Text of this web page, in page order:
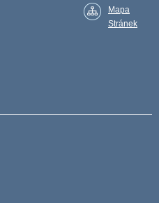
Mapa
Stránek